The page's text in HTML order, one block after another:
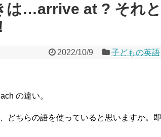
は…arrive at ? それと
2022/10/9 子どもの英語
の違い。
どちらの語を使っていると思いますか。即